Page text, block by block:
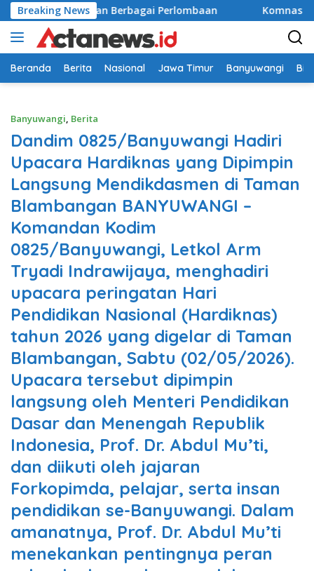
Langsung
ke
konten
Breaking News
Berbagai Perlombaan Komnas HAM Soroti
Beranda Berita Nasional Jawa Timur Banyuwangi
Banyuwangi, Berita
Dandim 0825/Banyuwangi Hadiri
Upacara Hardiknas yang Dipimpin
Langsung Mendikdasmen di Taman
Blambangan BANYUWANGI –
Komandan Kodim
0825/Banyuwangi, Letkol Arm
Tryadi Indrawijaya, menghadiri
upacara peringatan Hari
Pendidikan Nasional (Hardiknas)
tahun 2026 yang digelar di Taman
Blambangan, Sabtu (02/05/2026).
Upacara tersebut dipimpin
langsung oleh Menteri Pendidikan
Dasar dan Menengah Republik
Indonesia, Prof. Dr. Abdul Mu’ti,
dan diikuti oleh jajaran
Forkopimda, pelajar, serta insan
pendidikan se-Banyuwangi. Dalam
amanatnya, Prof. Dr. Abdul Mu’ti
menekankan pentingnya peran